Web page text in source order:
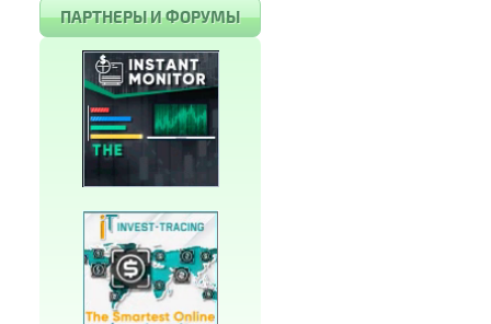
ПАРТНЕРЫ И ФОРУМЫ